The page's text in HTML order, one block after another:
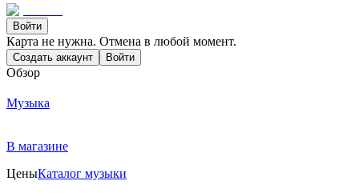
Войти
Карта не нужна. Отмена в любой момент.
Создать аккаунт Войти
Обзор
Музыка
В магазине
ЦеныКаталог музыки